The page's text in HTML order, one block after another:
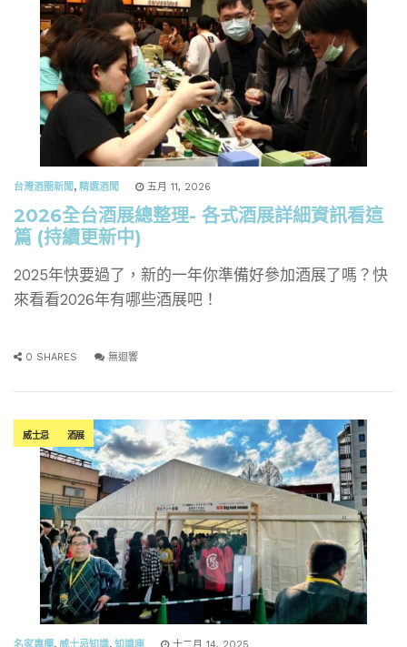
台灣酒圈新聞, 精選酒聞 五月 11, 2026
2026全台酒展總整理- 各式酒展詳細資訊看這
篇 (持續更新中)
2025年快要過了，新的一年你準備好參加酒展了嗎？快
來看看2026年有哪些酒展吧！
0 SHARES 無迴響
威士忌 酒展